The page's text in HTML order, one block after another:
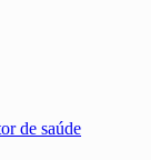
de saúde